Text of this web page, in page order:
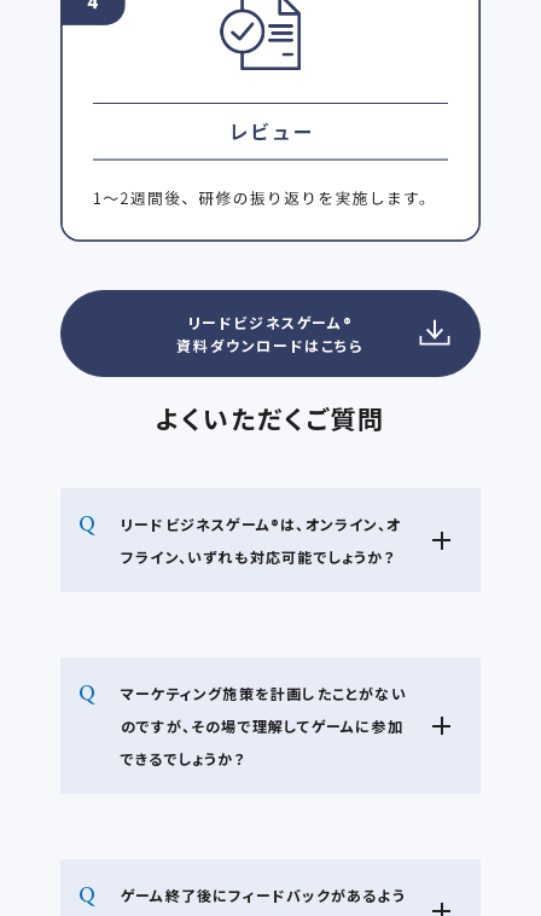
リードビジネスゲーム®
資料ダウンロードはこちら
よくいただくご質問
リードビジネスゲーム®は、オンライン、オ
フライン、いずれも対応可能でしょうか？
マーケティング施策を計画したことがない
のですが、その場で理解してゲームに参加
できるでしょうか？
方も参加しています。冒頭にBtoBマーケティン
ゲーム終了後にフィードバックがあるよう